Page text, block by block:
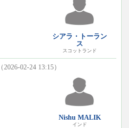
シアラ・トーラン
ス
スコットランド
（2026-02-24 13:15）
Nishu MALIK
インド